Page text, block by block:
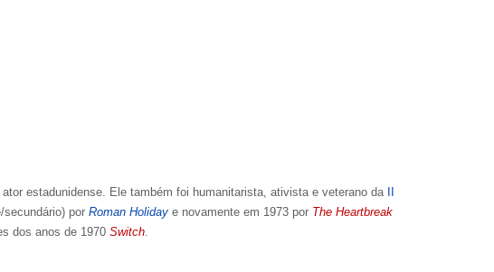
estadunidense. Ele também foi humanitarista, ativista e veterano da
por Roman Holiday e novamente em 1973 por The Heartbreak
dos anos de 1970 Switch.